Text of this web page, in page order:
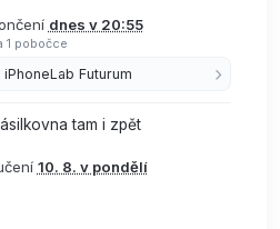
dnes v 20:55
1 pobočce
Futurum
tam i zpět
10. 8. v pondělí